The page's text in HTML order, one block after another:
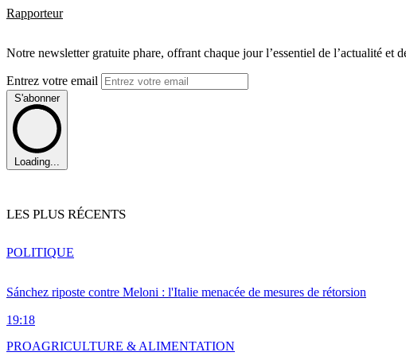
Rapporteur
Notre newsletter gratuite phare, offrant chaque jour l’essentiel de l’actualité et
Entrez votre email
S'abonner
Loading...
LES PLUS RÉCENTS
Sánchez riposte contre Meloni : l'Italie menacée de mesures de rétorsion
19:18
POLITIQUE
PROAGRICULTURE & ALIMENTATION